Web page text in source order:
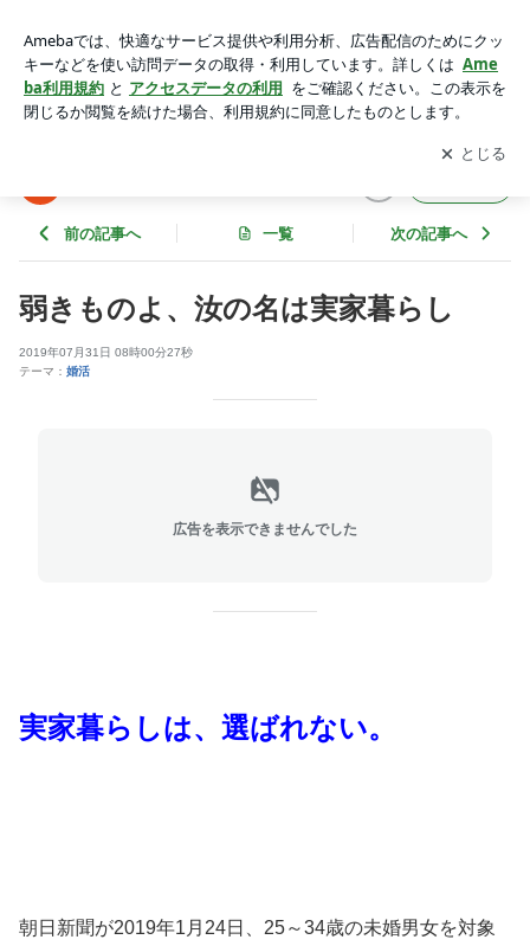
アプリをダウンロードして ブログの更新通知
を受け取りまし
ょう。
開く
前の記事へ 一覧 次の記事へ
弱きものよ、汝の名は実家暮らし
2019年07月31日 08時00分27秒
テーマ： 婚活
広告を表示できませんでした
実家暮らしは、選ばれない。
朝日新聞が2019年1月24日、25～34歳の未婚男女を対象